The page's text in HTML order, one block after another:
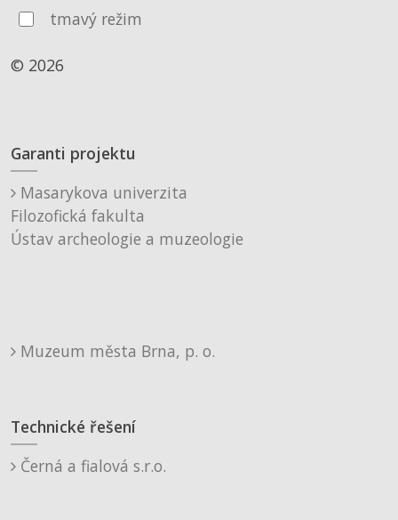
tmavý režim
© 2026
Garanti projektu
Masarykova univerzita
Filozofická fakulta
Ústav archeologie a muzeologie
Muzeum města Brna, p. o.
Technické řešení
Černá a fialová s.r.o.